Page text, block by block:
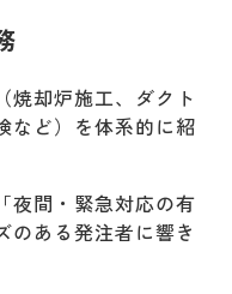
焼却炉施工、ダクト
など）を体系的に紹
夜間・緊急対応の有
のある発注者に響き